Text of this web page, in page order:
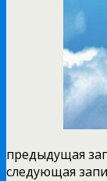
предыдущая
следующая